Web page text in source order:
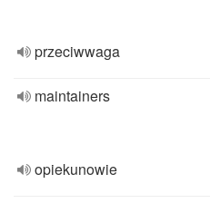
przeciwwaga
maintainers
opiekunowie